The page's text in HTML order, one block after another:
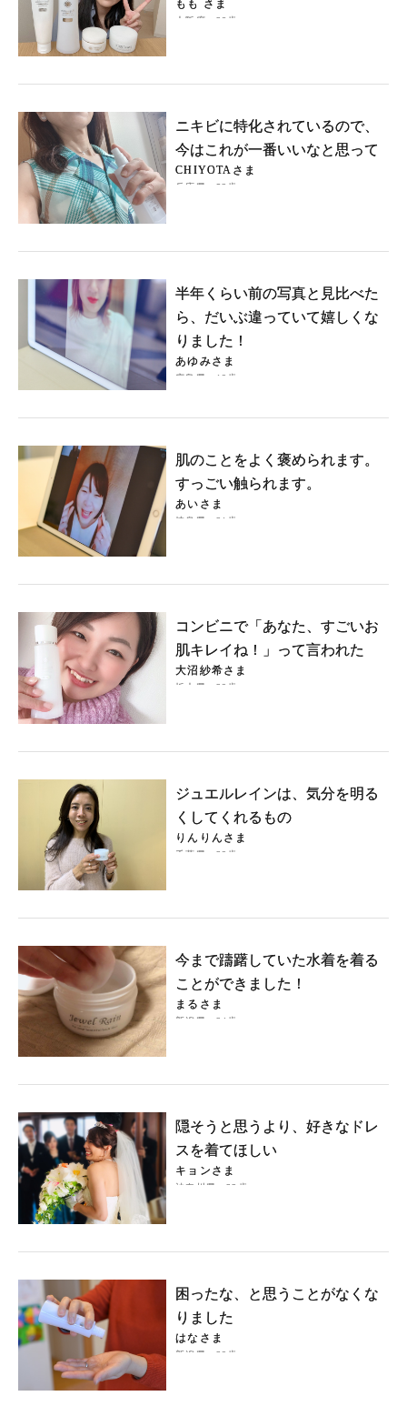
もも さま
大阪府・28歳
ニキビに特化されているので、
今はこれが一番いいなと思って
CHIYOTAさま
兵庫県・53歳
半年くらい前の写真と見比べた
ら、だいぶ違っていて嬉しくな
りました！
あゆみさま
広島県・19歳
肌のことをよく褒められます。
すっごい触られます。
あいさま
岐阜県・31歳
コンビニで「あなた、すごいお
肌キレイね！」って言われた
大沼紗希さま
栃木県・29歳
ジュエルレインは、気分を明る
くしてくれるもの
りんりんさま
千葉県・39歳
今まで躊躇していた水着を着る
ことができました！
まるさま
新潟県・24歳
隠そうと思うより、好きなドレ
スを着てほしい
キョンさま
神奈川県・33歳
困ったな、と思うことがなくな
りました
はなさま
新潟県・39歳